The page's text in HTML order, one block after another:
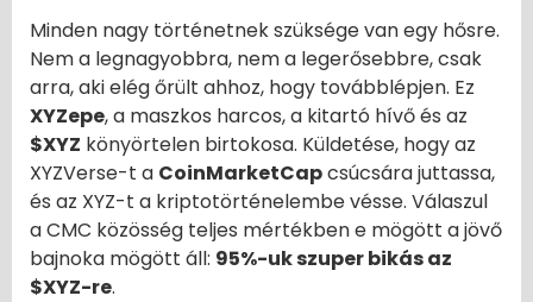
Minden nagy történetnek szüksége van egy hősre.
Nem a legnagyobbra, nem a legerősebbre, csak
arra, aki elég őrült ahhoz, hogy továbblépjen. Ez
XYZepe, a maszkos harcos, a kitartó hívő és az
$XYZ könyörtelen birtokosa. Küldetése, hogy az
XYZVerse-t a CoinMarketCapcsúcsára juttassa,
és az XYZ-t a kriptotörténelembe vésse. Válaszul
a CMC közösség teljes mértékben e mögött a jövő
bajnoka mögött áll: 95%-uk szuper bikás az
$XYZ-re.